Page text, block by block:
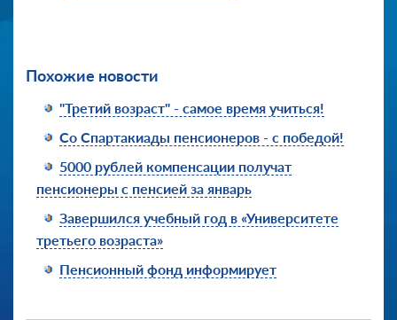
Похожие новости
"Третий возраст" - самое время учиться!
Со Спартакиады пенсионеров - с победой!
5000 рублей компенсации получат
пенсионеры с пенсией за январь
Завершился учебный год в «Университете
третьего возраста»
Пенсионный фонд информирует